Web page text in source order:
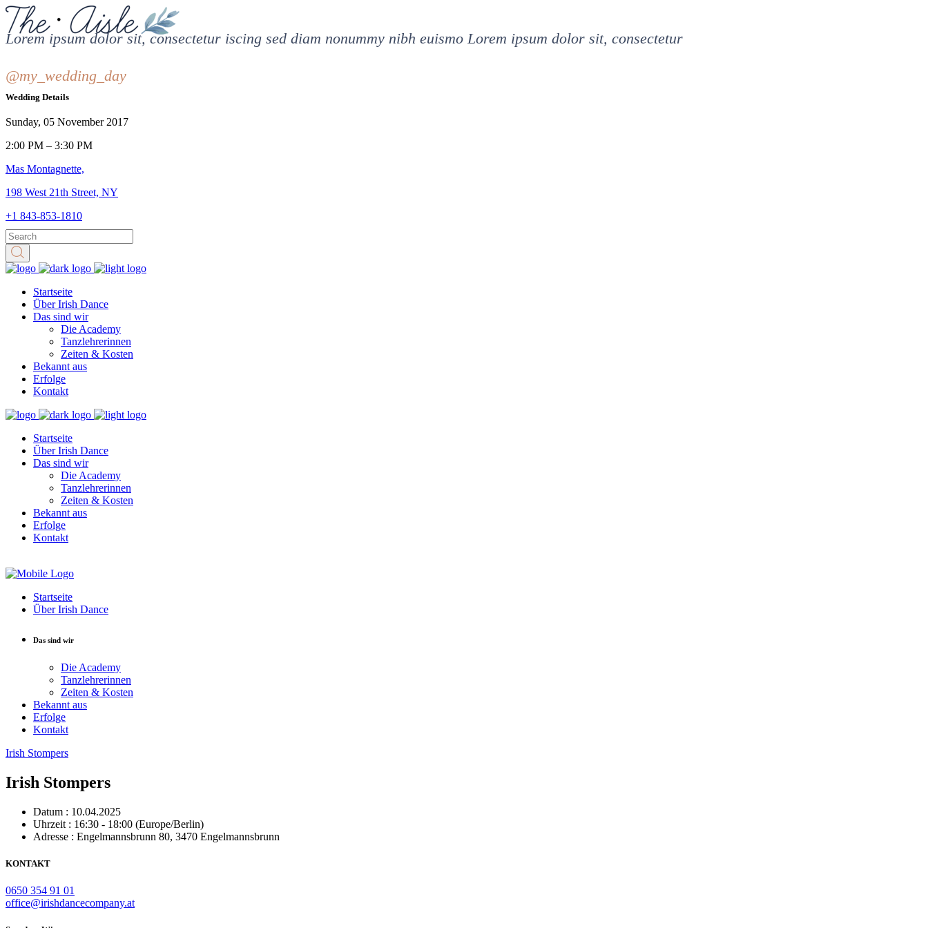
Lorem ipsum dolor sit, consectetur iscing sed diam nonummy nibh euismo Lorem ipsum dolor sit, consectetur
@my_wedding_day
Wedding Details
Sunday, 05 November 2017
2:00 PM – 3:30 PM
Mas Montagnette,
198 West 21th Street, NY
+1 843-853-1810
Startseite
Über Irish Dance
Das sind wir
Die Academy
Tanzlehrerinnen
Zeiten & Kosten
Bekannt aus
Erfolge
Kontakt
Startseite
Über Irish Dance
Das sind wir
Die Academy
Tanzlehrerinnen
Zeiten & Kosten
Bekannt aus
Erfolge
Kontakt
Startseite
Über Irish Dance
Das sind wir
Die Academy
Tanzlehrerinnen
Zeiten & Kosten
Bekannt aus
Erfolge
Kontakt
Irish Stompers
Irish Stompers
Datum : 10.04.2025
Uhrzeit : 16:30 - 18:00 (Europe/Berlin)
Adresse : Engelmannsbrunn 80, 3470 Engelmannsbrunn
KONTAKT
0650 354 91 01
office@irishdancecompany.at